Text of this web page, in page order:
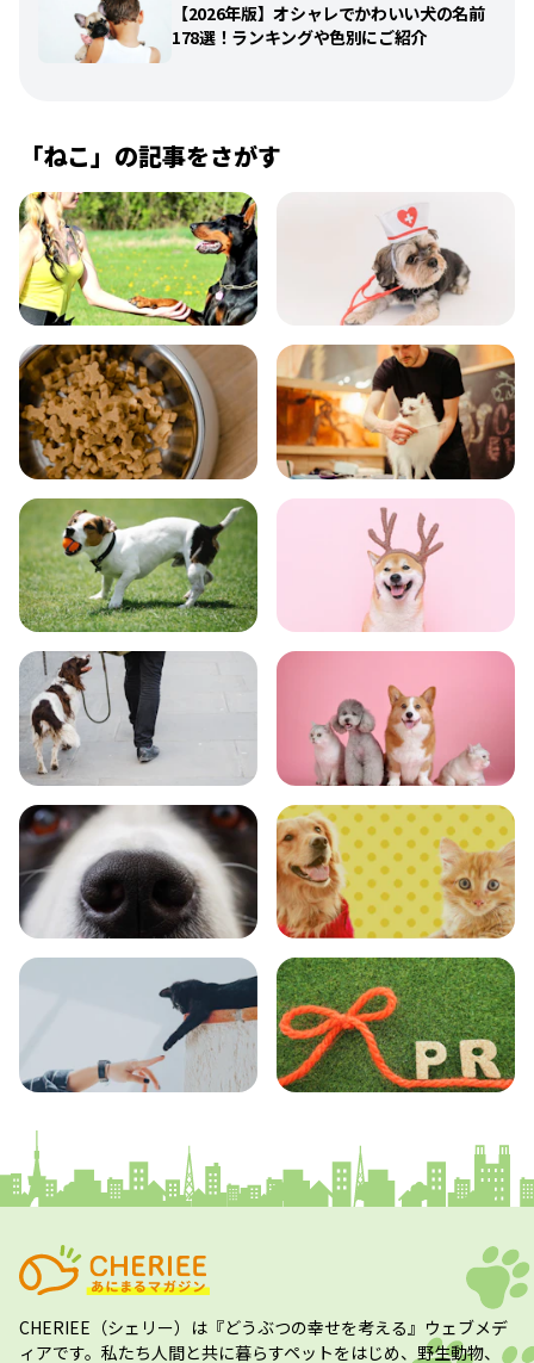
【2026年版】オシャレでかわいい犬の名前
178選！ランキングや色別にご紹介
「ねこ」の記事をさがす
飼い方 健康
食事 お手入れ
トレーニング グッズ
おでかけ 図鑑
エンタメ クイズ
CHERIEE（シェリー） は『どうぶつの幸せを考える』ウェブメデ
ィアです。私たち人間と共に暮らすペットをはじめ、野生動物、